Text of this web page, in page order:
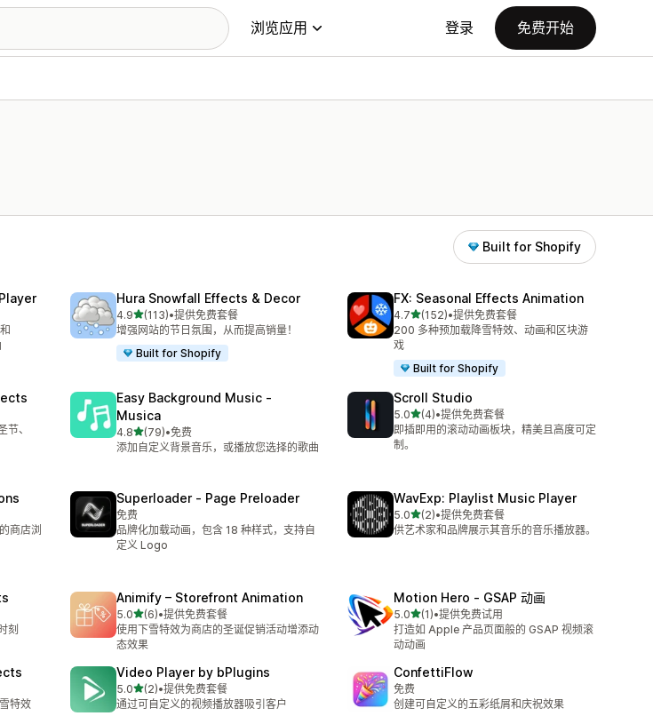
浏览应用 登录 免费开始
Built for Shopify
Hura Snowfall Effects & Decor
4.9星（满分 5 星）
(113)
总共 113 条评论
•提供免费套餐
增强网站的节日氛围，从而提高销量！
Built for Shopify
FX: Seasonal Effects Animation
4.7星（满分 5 星）
(152)
总共 152 条评论
•提供免费套餐
200 多种预加载降雪特效、动画和区块游
戏
Built for Shopify
、
Easy Background Music ‑
Musica
4.8星（满分 5 星）
(79)
总共 79 条评论
•免费
添加自定义背景音乐，或播放您选择的歌曲
Scroll Studio
5.0星（满分 5 星）
(4)
总共 4 条评论
•提供免费套餐
即插即用的滚动动画板块，精美且高度可定
制。
商店浏
Superloader ‑ Page Preloader
免费
品牌化加载动画，包含 18 种样式，支持自
定义 Logo
WavExp: Playlist Music Player
5.0星（满分 5 星）
(2)
总共 2 条评论
•提供免费套餐
供艺术家和品牌展示其音乐的音乐播放器。
刻
Animify – Storefront Animation
5.0星（满分 5 星）
(6)
总共 6 条评论
•提供免费套餐
使用下雪特效为商店的圣诞促销活动增添动
态效果
Motion Hero ‑ GSAP 动画
5.0星（满分 5 星）
(1)
总共 1 条评论
•提供免费试用
打造如 Apple 产品页面般的 GSAP 视频滚
动动画
特效
Video Player by bPlugins
5.0星（满分 5 星）
(2)
总共 2 条评论
•提供免费套餐
通过可自定义的视频播放器吸引客户
ConfettiFlow
免费
创建可自定义的五彩纸屑和庆祝效果